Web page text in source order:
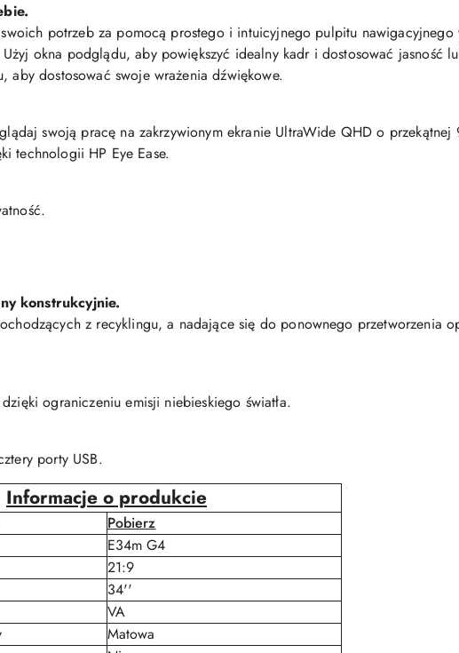
potrzeb za pomocą prostego i intuicyjnego pulpitu nawigacyjnego
okna podglądu, aby powiększyć idealny kadr i dostosować jasność
dostosować swoje wrażenia dźwiękowe.
swoją pracę na zakrzywionym ekranie UltraWide QHD o
technologii HP Eye Ease.
konstrukcyjnie.
z recyklingu, a nadające się do ponownego przetworzenia
ograniczeniu emisji niebieskiego światła.
porty USB.
Informacje o produkcie
Pobierz
E34m G4
21:9
34''
VA
Matowa